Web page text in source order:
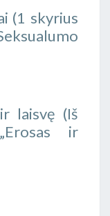
(1 skyrius
laisvę (Iš
ir